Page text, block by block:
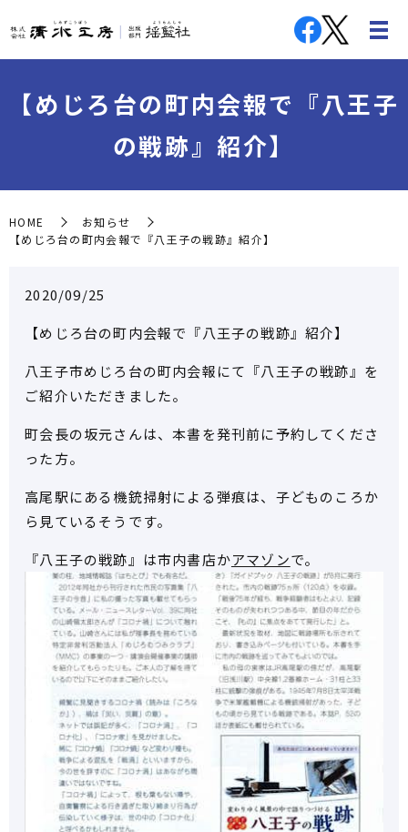
【めじろ台の町内会報で『八王子
の戦跡』紹介】
HOME
お知らせ
【めじろ台の町内会報で『八王子の戦跡』紹介】
2020/09/25
【めじろ台の町内会報で『八王子の戦跡』紹介】
八王子市めじろ台の町内会報にて『八王子の戦跡』を
ご紹介いただきました。
町会長の坂元さんは、本書を発刊前に予約してくださ
った方。
高尾駅にある機銃掃射による弾痕は、子どものころか
ら見ているそうです。
『八王子の戦跡』は市内書店かアマゾンで。